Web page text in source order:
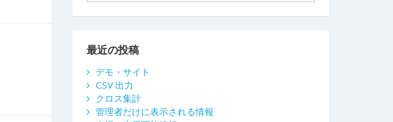
最近の投稿
デモ・サイト
CSV 出力
クロス集計
管理者だけに表示される情報